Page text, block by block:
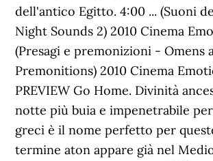
dell'antico Egitto. 4:00 ... (Suoni
Night Sounds 2) 2010 Cinema
(Presagi e premonizioni - Omens
Premonitions) 2010 Cinema
PREVIEW Go Home. Divinità
notte più buia e impenetrabile
greci è il nome perfetto per
termine aton appare già nel